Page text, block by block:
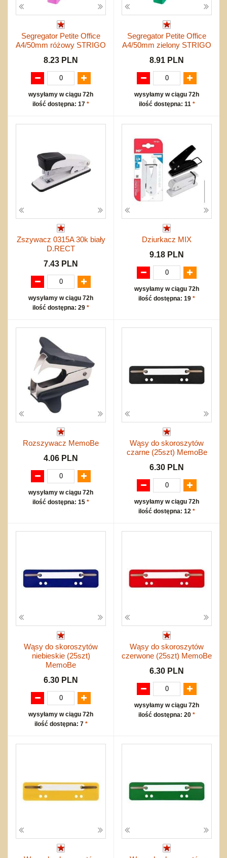
Segregator Petite Office
A4/50mm różowy STRIGO
8.23 PLN
wysyłamy w ciągu 72h
ilość dostępna: 17 *
Segregator Petite Office
A4/50mm zielony STRIGO
8.91 PLN
wysyłamy w ciągu 72h
ilość dostępna: 11 *
Zszywacz 0315A 30k biały
D.RECT
7.43 PLN
wysyłamy w ciągu 72h
ilość dostępna: 29 *
Dziurkacz MIX
9.18 PLN
wysyłamy w ciągu 72h
ilość dostępna: 19 *
Rozszywacz MemoBe
4.06 PLN
wysyłamy w ciągu 72h
ilość dostępna: 15 *
Wąsy do skoroszytów
czarne (25szt) MemoBe
6.30 PLN
wysyłamy w ciągu 72h
ilość dostępna: 12 *
Wąsy do skoroszytów
niebieskie (25szt)
MemoBe
6.30 PLN
wysyłamy w ciągu 72h
ilość dostępna: 7 *
Wąsy do skoroszytów
czerwone (25szt) MemoBe
6.30 PLN
wysyłamy w ciągu 72h
ilość dostępna: 20 *